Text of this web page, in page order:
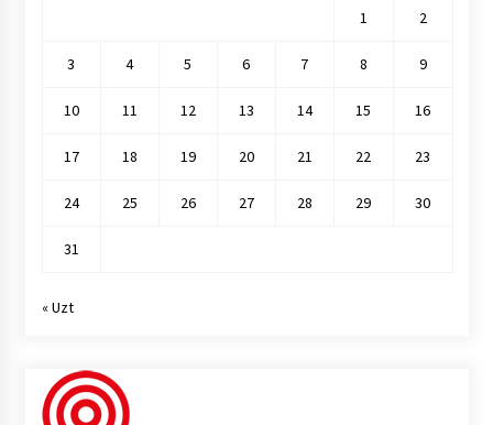
1
2
3 4 5 6 7 8 9
10 11 12 13 14 15 16
17 18 19 20 21 22 23
24 25 26 27 28 29 30
31
« Uzt